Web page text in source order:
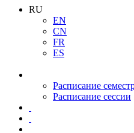
RU
EN
CN
FR
ES
Расписание
Расписание сессии